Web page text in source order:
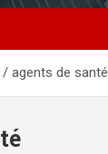
agents de santé